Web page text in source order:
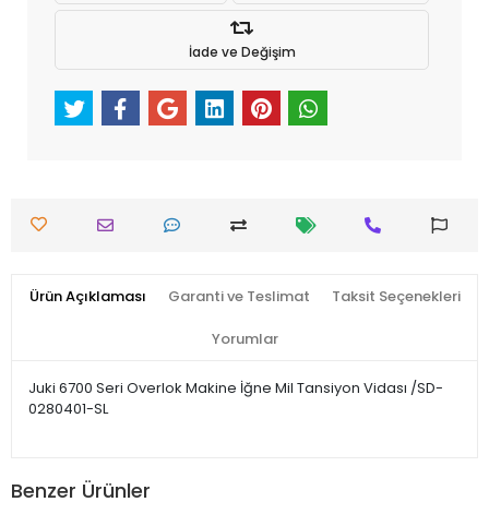
İade ve Değişim
Ürün Açıklaması Garanti ve Teslimat Taksit Seçenekleri
Yorumlar
Juki 6700 Seri Overlok Makine İğne Mil Tansiyon Vidası /SD-
0280401-SL
Benzer Ürünler